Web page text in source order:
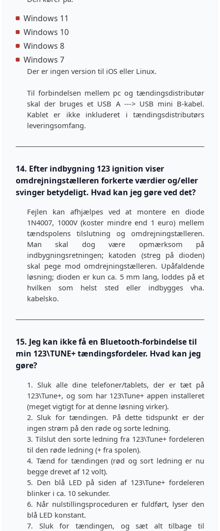
Windows 11
Windows 10
Windows 8
Windows 7
Der er ingen version til iOS eller Linux.
Til forbindelsen mellem pc og tændingsdistributør
skal der bruges et USB A ---> USB mini B-kabel.
Kablet er ikke inkluderet i tændingsdistributørs
leveringsomfang.
14. Efter indbygning 123 ignition viser
omdrejningstælleren forkerte værdier og/eller
svinger betydeligt. Hvad kan jeg gøre ved det?
Fejlen kan afhjælpes ved at montere en diode
1N4007, 1000V (koster mindre end 1 euro) mellem
tændspolens tilslutning og omdrejningstælleren.
Man skal dog være opmærksom på
indbygningsretningen; katoden (streg på dioden)
skal pege mod omdrejningstælleren. Upåfaldende
løsning; dioden er kun ca. 5 mm lang, loddes på et
hvilken som helst sted eller indbygges vha.
kabelsko.
15. Jeg kan ikke få en Bluetooth-forbindelse til
min 123\TUNE+ tændingsfordeler. Hvad kan jeg
gøre?
1. Sluk alle dine telefoner/tablets, der er tæt på
123\Tune+, og som har 123\Tune+ appen installeret
(meget vigtigt for at denne løsning virker).
2. Sluk for tændingen. På dette tidspunkt er der
ingen strøm på den røde og sorte ledning.
3. Tilslut den sorte ledning fra 123\Tune+ fordeleren
til den røde ledning (+ fra spolen).
4. Tænd for tændingen (rød og sort ledning er nu
begge drevet af 12 volt).
5. Den blå LED på siden af ​​123\Tune+ fordeleren
blinker i ca. 10 sekunder.
6. Når nulstillingsproceduren er fuldført, lyser den
blå LED konstant.
7. Sluk for tændingen, og sæt alt tilbage til